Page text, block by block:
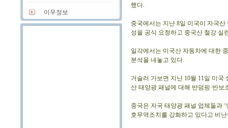
이우정보
했다.
중국에서는 지난 8일 미국이 자국
성을 공식 요청하고 중국산 철강 실
일각에서는 미국산 자동차에 대한
분석을 내놓고 있다.
거슬러 가보면 지난 10월 11일 미
산 태양광 패널에 대해 반덤핑·반
중국은 자국 태양광 패널 업체들과
호무역조치를 강화하고 있다고 비